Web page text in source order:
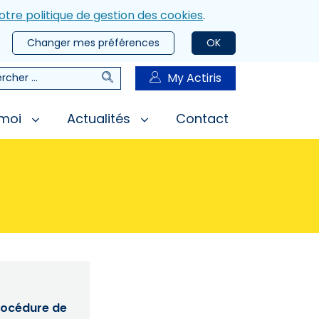
politique de gestion des cookies.
OK
Changer mes préférences
RechercherMy Actiris
Actualités Contact
de